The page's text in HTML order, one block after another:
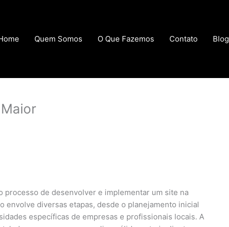
Quem Somos O Que Fazemos Contato Blog
processo de desenvolver e implementar um site na
envolve diversas etapas, desde o planejamento inicial
específicas de empresas e profissionais locais. A